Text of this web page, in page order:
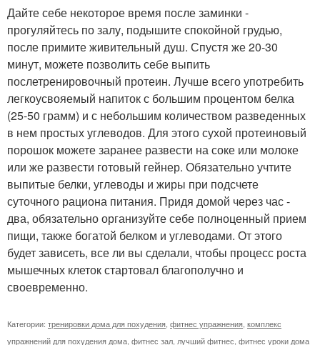
Дайте себе некоторое время после заминки -
прогуляйтесь по залу, подышите спокойной грудью,
после примите живительный душ. Спустя же 20-30
минут, можете позволить себе выпить
послетренировочный протеин. Лучше всего употребить
легкоусвояемый напиток с большим процентом белка
(25-50 грамм) и с небольшим количеством разведенных
в нем простых углеводов. Для этого сухой протеиновый
порошок можете заранее развести на соке или молоке
или же развести готовый гейнер. Обязательно учтите
выпитые белки, углеводы и жиры при подсчете
суточного рациона питания. Придя домой через час -
два, обязательно организуйте себе полноценный прием
пищи, также богатой белком и углеводами. От этого
будет зависеть, все ли вы сделали, чтобы процесс роста
мышечных клеток стартовал благополучно и
своевременно.
Категории: тренировки дома для похудения, фитнес упражнения, комплекс
упражнений для похудения дома, фитнес зал, лучший фитнес, фитнес уроки дома